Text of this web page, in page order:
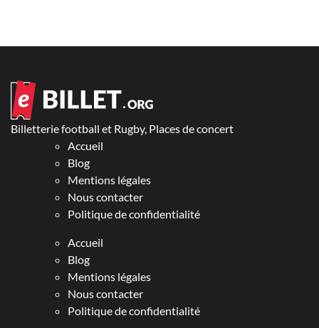
Billetterie football et Rugby, Places de concert
Accueil
Blog
Mentions légales
Nous contacter
Politique de confidentialité
Accueil
Blog
Mentions légales
Nous contacter
Politique de confidentialité